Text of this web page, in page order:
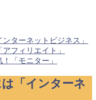
ターネットビジネス」
フィリエイト」
「モニター」
「インターネ